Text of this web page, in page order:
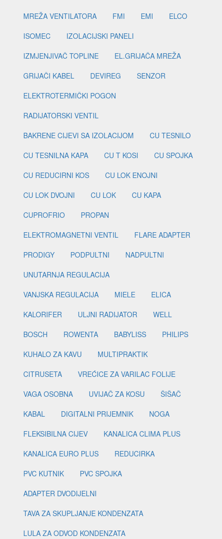
MREŽA VENTILATORA
FMI EMI
ELCO
ISOMEC
IZOLACIJSKI PANELI
IZMJENJIVAČ TOPLINE
EL.GRIJAČA MREŽA
GRIJAČI KABEL
DEVIREG
SENZOR
ELEKTROTERMIČKI POGON
RADIJATORSKI VENTIL
BAKRENE CIJEVI SA IZOLACIJOM
CU TESNILO
CU TESNILNA KAPA
CU T KOSI
CU SPOJKA
CU REDUCIRNI KOS
CU LOK ENOJNI
CU LOK DVOJNI
CU LOK
CU KAPA
CUPROFRIO
PROPAN
ELEKTROMAGNETNI VENTIL
FLARE ADAPTER
PRODIGY
PODPULTNI
NADPULTNI
UNUTARNJA REGULACIJA
VANJSKA REGULACIJA
MIELE
ELICA
KALORIFER
ULJNI RADIJATOR
WELL
BOSCH
ROWENTA BABYLISS
PHILIPS
KUHALO ZA KAVU
MULTIPRAKTIK
CITRUSETA
VREĆICE ZA VARILAC FOLIJE
VAGA OSOBNA
UVIJAČ ZA KOSU
ŠIŠAČ
KABAL
DIGITALNI PRIJEMNIK
NOGA
FLEKSIBILNA CIJEV
KANALICA CLIMA PLUS
KANALICA EURO PLUS
REDUCIRKA
PVC KUTNIK
PVC SPOJKA
ADAPTER DVODIJELNI
TAVA ZA SKUPLJANJE KONDENZATA
LULA ZA ODVOD KONDENZATA